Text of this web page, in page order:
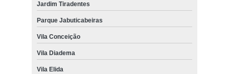
Jardim Tiradentes
Parque Jabuticabeiras
Vila Conceição
Vila Diadema
Vila Elida